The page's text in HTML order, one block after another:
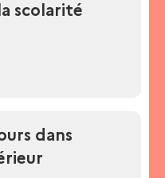
scolarité
dans